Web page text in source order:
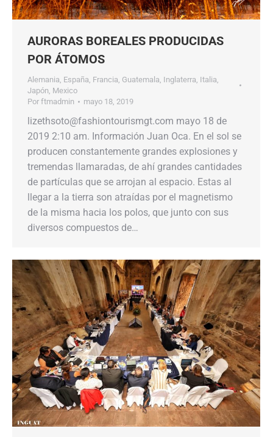
AURORAS BOREALES PRODUCIDAS
POR ÁTOMOS
Alemania España Francia Guatemala Inglaterra Italia
Japón Mexico
Por ftmadmin mayo 18, 2019
lizethsoto@fashiontourismgt.com mayo 18 de
2019 2:10 am. Información Juan Oca. En el sol se
producen constantemente grandes explosiones y
tremendas llamaradas, de ahí grandes cantidades
de partículas que se arrojan al espacio. Estas al
llegar a la tierra son atraídas por el magnetismo
de la misma hacia los polos, que junto con sus
diversos compuestos de…